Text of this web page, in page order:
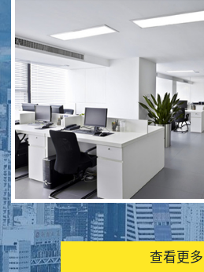
图书馆RFID电子标签管理系统
查看更多